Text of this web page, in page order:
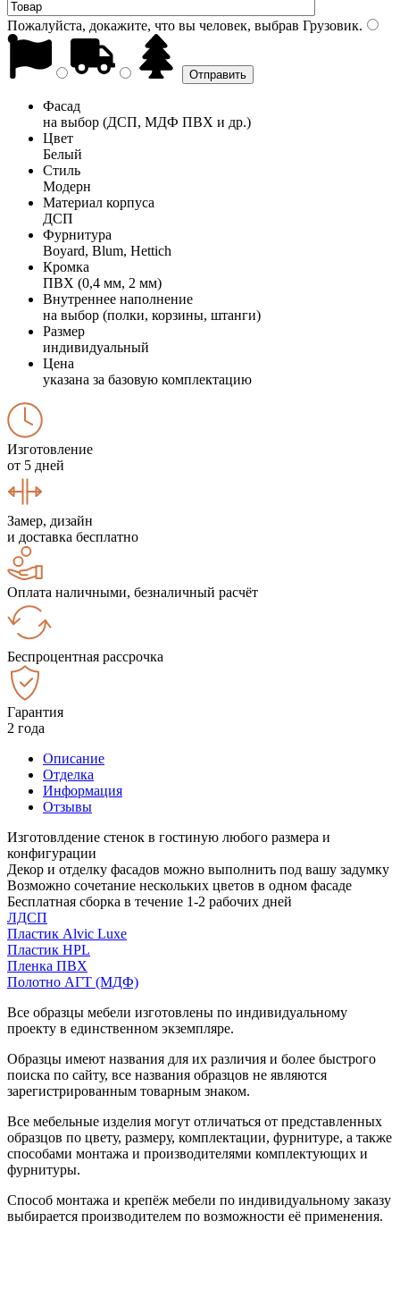
Пожалуйста, докажите, что вы человек, выбрав Грузовик.
Фасад
на выбор (ДСП, МДФ ПВХ и др.)
Цвет
Белый
Стиль
Модерн
Материал корпуса
ДСП
Фурнитура
Boyard, Blum, Hettich
Кромка
ПВХ (0,4 мм, 2 мм)
Внутреннее наполнение
на выбор (полки, корзины, штанги)
Размер
индивидуальный
Цена
указана за базовую комплектацию
Изготовление
от 5 дней
Замер, дизайн
и доставка бесплатно
Оплата наличными, безналичный расчёт
Беспроцентная рассрочка
Гарантия
2 года
Описание
Отделка
Информация
Отзывы
Изготовлдение стенок в гостиную любого размера и
конфигурации
Декор и отделку фасадов можно выполнить под вашу задумку
Возможно сочетание нескольких цветов в одном фасаде
Бесплатная сборка в течение 1-2 рабочих дней
ЛДСП
Пластик Alvic Luxe
Пластик HPL
Пленка ПВХ
Полотно АГТ (МДФ)
Все образцы мебели изготовлены по индивидуальному
проекту в единственном экземпляре.
Образцы имеют названия для их различия и более быстрого
поиска по сайту, все названия образцов не являются
зарегистрированным товарным знаком.
Все мебельные изделия могут отличаться от представленных
образцов по цвету, размеру, комплектации, фурнитуре, а также
способами монтажа и производителями комплектующих и
фурнитуры.
Способ монтажа и крепёж мебели по индивидуальному заказу
выбирается производителем по возможности её применения.